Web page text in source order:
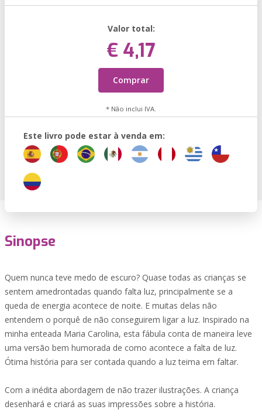
Valor total:
€ 4,17
Comprar
* Não inclui IVA.
Este livro pode estar à venda em:
Sinopse
Quem nunca teve medo de escuro? Quase todas as crianças se
sentem amedrontadas quando falta luz, principalmente se a
queda de energia acontece de noite. E muitas delas não
entendem o porquê de não conseguirem ligar a luz. Inspirado na
minha enteada Maria Carolina, esta fábula conta de maneira leve
uma versão bem humorada de como acontece a falta de luz.
Ótima história para ser contada quando a luz teima em faltar.
Com a inédita abordagem de não trazer ilustrações. A criança
desenhará e criará as suas impressões sobre a história.